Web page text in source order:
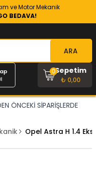
ve Motor Mekanik
BEDAVA!
ARA
Sepetim
₺ 0,00
0
ÖNCEKİ SİPARİŞLERDE
Opel Astra H 1.4